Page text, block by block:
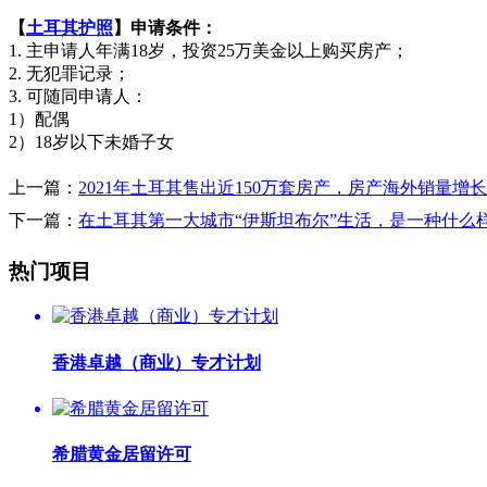
【土耳其护照 】 申请条件：
1. 主申请人年满18岁，投资25万美金以上购买房产；
2. 无犯罪记录；
3. 可随同申请人：
1）配偶
2）18岁以下未婚子女
上一篇： 2021年土耳其售出近150万套房产，房产海外销量增长
下一篇： 在土耳其第一大城市“伊斯坦布尔”生活，是一种什么
热门项目
香港卓越（商业）专才计划
希腊黄金居留许可